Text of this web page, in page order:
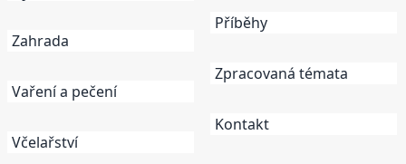
Zahrada
Vaření a pečení
Včelařství
Příběhy
Zpracovaná témata
Kontakt